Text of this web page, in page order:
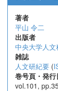
著者
平山 令二
出版者
中央大学人
雑誌
人文研紀要 (
巻号頁・発行
vol.101,